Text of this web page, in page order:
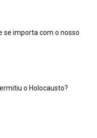
se importa com o nosso
o Holocausto?